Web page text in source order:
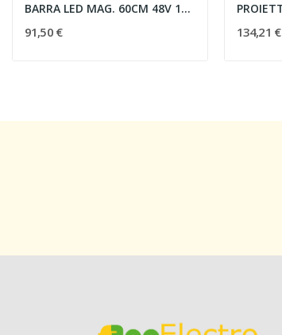
BARRA LED MAG. 60CM 48V 14,4W 3000K BIANCO
91,50 € 134,21 €